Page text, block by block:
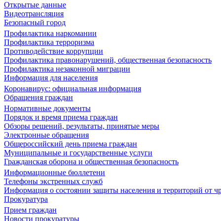
Открытые данные
Видеотрансляция
Безопасный город
Профилактика наркомании
Профилактика терроризма
Противодействие коррупции
Профилактика правонарушений, общественная безопасность
Профилактика незаконной миграции
Информация для населения
Коронавирус: официальная информация
Обращения граждан
Нормативные документы
Порядок и время приема граждан
Обзоры решений, результаты, принятые меры
Электронные обращения
Общероссийский день приема граждан
Муниципальные и государственные услуги
Гражданская оборона и общественная безопасность
Информационные бюллетени
Телефоны экстренных служб
Информация о состоянии защиты населения и территорий от
Прокуратура
Прием граждан
Новости прокуратуры